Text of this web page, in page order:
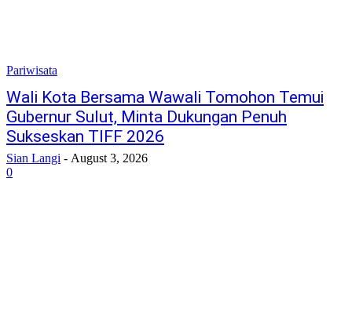
Pariwisata
Wali Kota Bersama Wawali Tomohon Temui
Gubernur Sulut, Minta Dukungan Penuh
Sukseskan TIFF 2026
Sian Langi - August 3, 2026
0